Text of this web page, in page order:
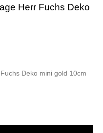
Herr Fuchs Deko
Deko mini gold 10cm